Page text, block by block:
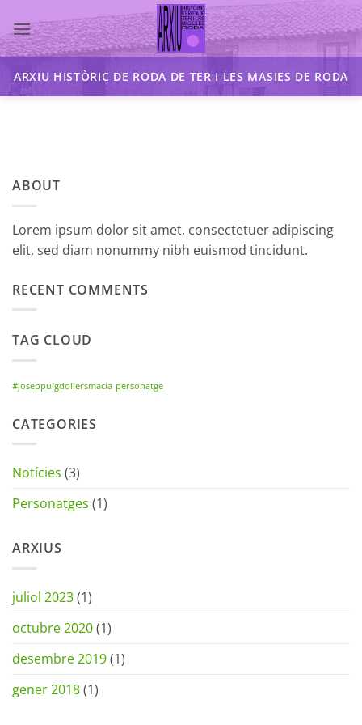
to
content
ARXIU HISTÒRIC DE RODA DE TER I LES MASIES DE RODA
ABOUT
Lorem ipsum dolor sit amet, consectetuer adipiscing
elit, sed diam nonummy nibh euismod tincidunt.
RECENT COMMENTS
TAG CLOUD
#joseppuigdollersmacia personatge
CATEGORIES
Notícies (3)
Personatges (1)
ARXIUS
juliol 2023(1)
octubre 2020(1)
desembre 2019(1)
gener 2018(1)